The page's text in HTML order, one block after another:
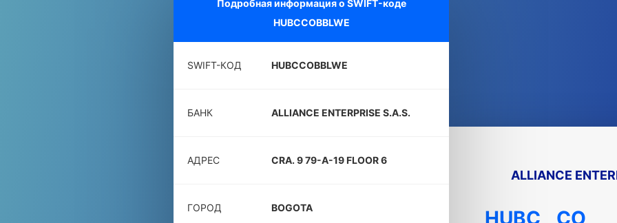
Подробная информация о SWIFT-коде
HUBCCOBBLWE
SWIFT-КОД HUBCCOBBLWE
БАНК ALLIANCE ENTERPRISE S.A.S.
АДРЕС CRA. 9 79-A-19 FLOOR 6
ГОРОД BOGOTA
ALLIANCE
HUBC CO